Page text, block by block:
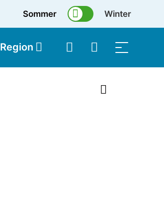
Sommer Winter
Region